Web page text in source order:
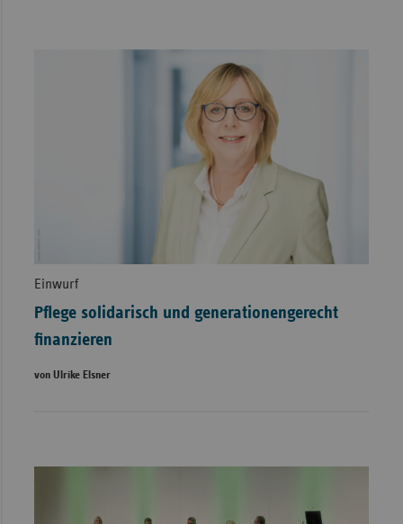
Einwurf
Pflege solidarisch und generationengerecht
finanzieren
von Ulrike Elsner